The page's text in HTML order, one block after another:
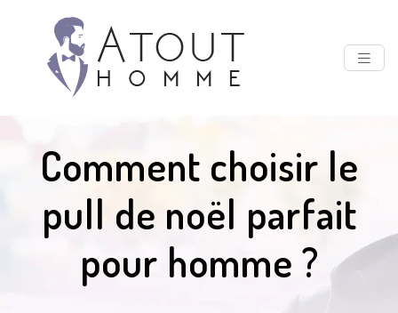
Comment choisir le
pull de noël parfait
pour homme ?